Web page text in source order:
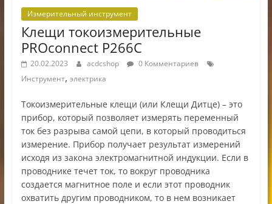
Измерительный инструмент
Клещи токоизмерительные
PROconnect P266C
20.02.2023 acdcshop
0 Комментариев
Инструмент, электрика
Токоизмерительные клещи (или Клещи Дитце) – это
прибор, который позволяет измерять переменный
ток без разрыва самой цепи, в который проводиться
измерение. Прибор получает результат измерений
исходя из закона электромагнитной индукции. Если в
проводнике течет ток, то вокруг проводника
создается магнитное поле и если этот проводник
охватить другим проводником, то в нем возникает